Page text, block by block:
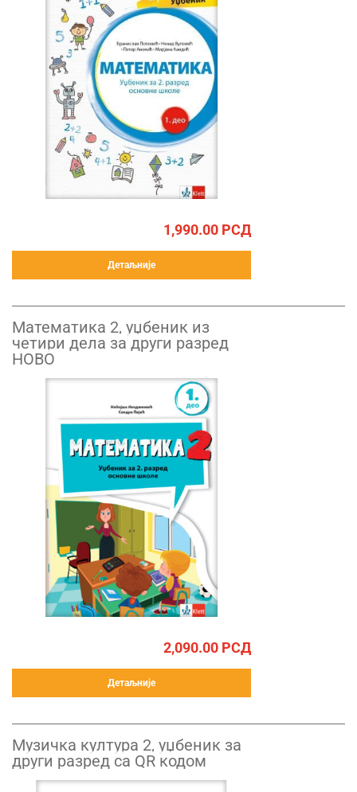
1,990.00 РСД
Детаљније
Математика 2, уџбеник из
четири дела за други разред
НОВО
2,090.00 РСД
Детаљније
Музичка култура 2, уџбеник за
други разред са QR кодом